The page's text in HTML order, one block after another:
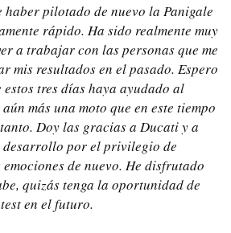
haber pilotado de nuevo la Panigale
rápido. Ha sido realmente muy
a trabajar con las personas que me
mis resultados en el pasado. Espero
tres días haya ayudado al
más una moto que en este tiempo
Doy las gracias a Ducati y a
desarrollo por el privilegio de
de nuevo. He disfrutado
quizás tenga la oportunidad de
en el futuro.